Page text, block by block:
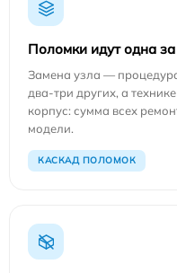
Поломки идут одна
Замена узла —
два-три других, а
корпус: сумма всех
модели.
КАСКАД ПОЛОМОК